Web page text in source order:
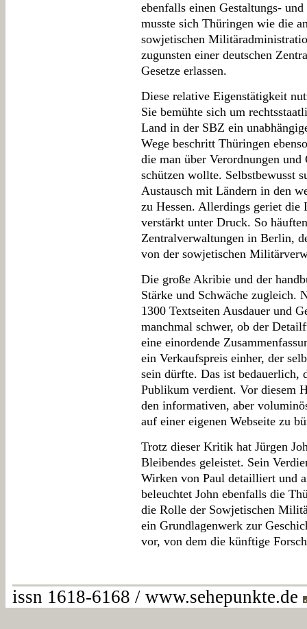
ebenfalls einen Gestaltungs-
musste sich Thüringen wie die
sowjetischen
zugunsten einer deutschen
Gesetze erlassen.
Diese relative Eigenstätigkeit
Sie bemühte sich um
Land in der SBZ ein
Wege beschritt Thüringen
die man über Verordnungen
schützen wollte. Selbstbewusst
Austausch mit Ländern in den
zu Hessen. Allerdings geriet die
verstärkt unter Druck. So
Zentralverwaltungen in Berlin,
von der sowjetischen
Die große Akribie und der
Stärke und Schwäche zugleich.
1300 Textseiten Ausdauer und
manchmal schwer, ob der
eine einordende
ein Verkaufspreis einher, der
sein dürfte. Das ist bedauerlich,
Publikum verdient. Vor diesem
den informativen, aber
auf einer eigenen Webseite zu
Trotz dieser Kritik hat Jürgen
Bleibendes geleistet. Sein
Wirken von Paul detailliert und
beleuchtet John ebenfalls die
die Rolle der Sowjetischen
ein Grundlagenwerk zur
vor, von dem die künftige
issn 1618-6168 / www.sehepunkte.de